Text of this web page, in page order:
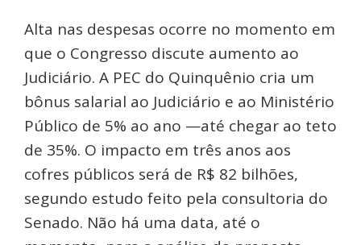
Alta nas despesas ocorre no momento em
que o Congresso discute aumento ao
Judiciário. A PEC do Quinquênio cria um
bônus salarial ao Judiciário e ao Ministério
Público de 5% ao ano —até chegar ao teto
de 35%. O impacto em três anos aos
cofres públicos será de R$ 82 bilhões,
segundo estudo feito pela consultoria do
Senado. Não há uma data, até o